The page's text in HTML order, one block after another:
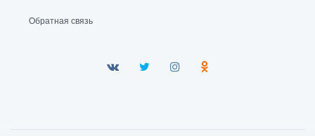
Обратная связь